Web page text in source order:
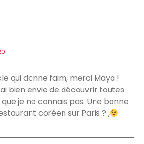
qui donne faim, merci Maya !
bien envie de découvrir toutes
je ne connais pas. Une bonne
coréen sur Paris ? ,